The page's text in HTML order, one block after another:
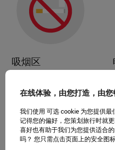
吸烟区
品店、交通枢纽、公共
吸烟。 指定吸烟区贴
有相应的通知或标识。
如需了解所有禁烟区列
在线体验，由您打造，由您
我们使用 可选 cookie 为您提供最
记得您的偏好，您策划旅行时就
喜好也有助于我们为您提供适合
吗？ 您只需点击页面上的安全图标